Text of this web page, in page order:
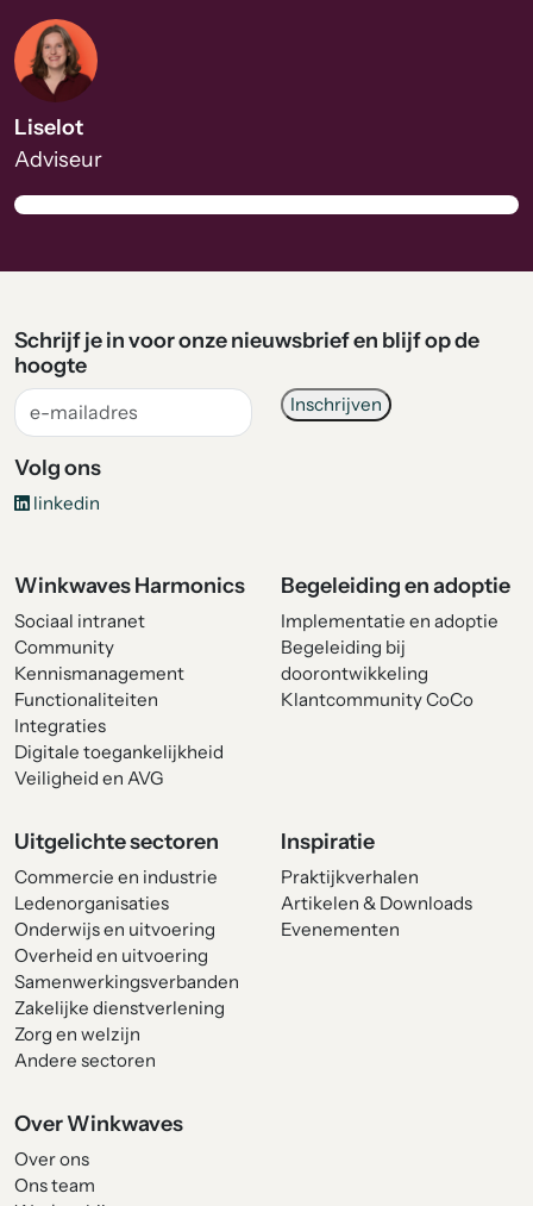
Liselot
Adviseur
Schrijf je in voor onze nieuwsbrief en blijf op de
hoogte
Volg ons
linkedin
Winkwaves Harmonics
Sociaal intranet
Community
Kennismanagement
Functionaliteiten
Integraties
Digitale toegankelijkheid
Veiligheid en AVG
Begeleiding en adoptie
Implementatie en adoptie
Begeleiding bij
doorontwikkeling
Klantcommunity CoCo
Uitgelichte sectoren
Commercie en industrie
Ledenorganisaties
Onderwijs en uitvoering
Overheid en uitvoering
Samenwerkingsverbanden
Zakelijke dienstverlening
Zorg en welzijn
Andere sectoren
Inspiratie
Praktijkverhalen
Artikelen & Downloads
Evenementen
Over Winkwaves
Over ons
Ons team